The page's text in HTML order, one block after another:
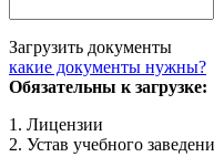
Загрузить документы
какие документы нужны?
Обязательны к загрузке:
1. Лицензии
2. Устав учебного